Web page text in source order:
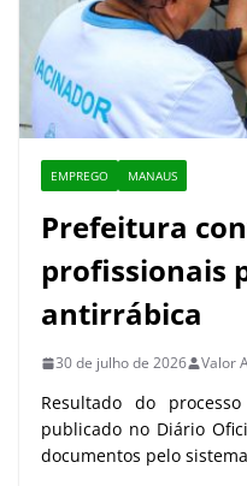
EMPREGO MANAUS
Prefeitura
profissionais
antirrábica
30 de julho de 2026 Valor
Resultado do
publicado no Diário
documentos pelo